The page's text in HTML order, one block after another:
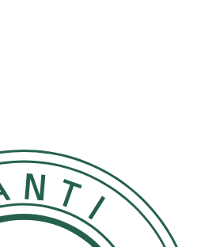
ett elastiskt silikonfäste och
fästs napphållaren enkelt på